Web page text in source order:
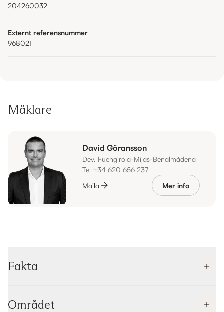
204260032
Externt referensnummer
968021
Mäklare
David Göransson
Dev. Fuengirola-Mijas-Benalmádena
Tel +34 620 656 237
Maila
Mer info
Fakta
Området